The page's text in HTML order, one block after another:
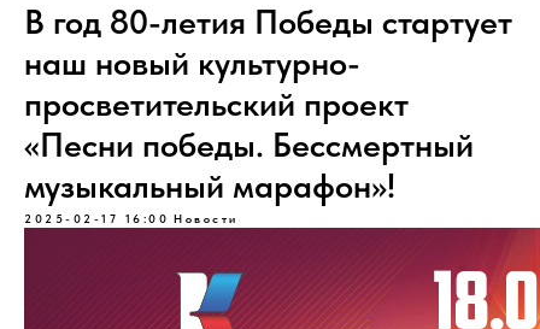
В год 80-летия Победы стартует
наш новый культурно-
просветительский проект
«Песни победы. Бессмертный
музыкальный марафон»!
2025-02-17 16:00 Новости